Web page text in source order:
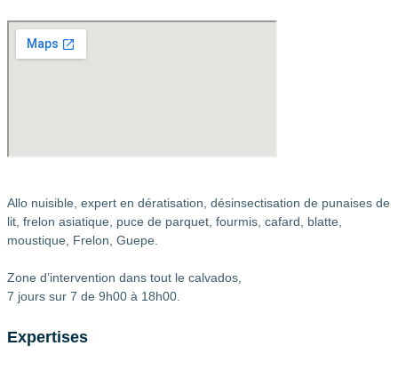
Allo nuisible, expert en dératisation, désinsectisation de punaises de
lit, frelon asiatique, puce de parquet, fourmis, cafard, blatte,
moustique, Frelon, Guepe.
Zone d’intervention dans tout le calvados,
7 jours sur 7 de 9h00 à 18h00.
Expertises